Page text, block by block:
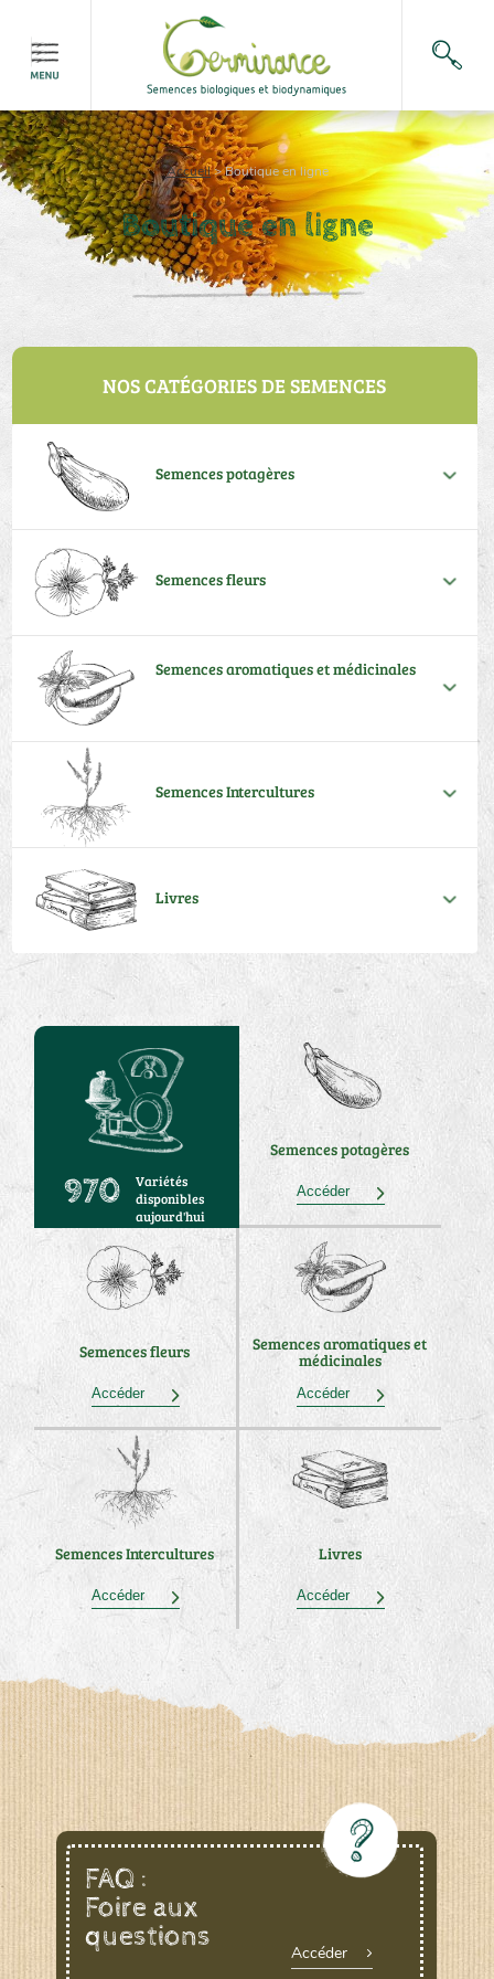
Accueil>Boutique en ligne
Boutique en ligne
NOS CATÉGORIES DE SEMENCES
Semences potagères
Semences fleurs
Semences aromatiques et médicinales
Semences Intercultures
Livres
970
Variétés
disponibles
aujourd'hui
Semences potagères
Accéder
Semences fleurs
Accéder
Semences aromatiques et
médicinales
Accéder
Semences Intercultures
Accéder
Livres
Accéder
FAQ :
Foire aux
questions
Accéder